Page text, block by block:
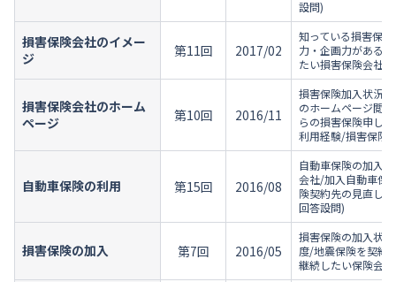
設問)
損害保険会社のイメー
ジ
第11回 2017/02
知っている損害保
力・企画力がある
たい損害保険会社/
損害保険会社のホーム
ページ
第10回 2016/11
損害保険加入状況/
のホームページ閲
らの損害保険申し
利用経験/損害保険
自動車保険の利用 第15回 2016/08
自動車保険の加入
会社/加入自動車保
険契約先の見直し
回答設問)
損害保険の加入 第7回 2016/05
損害保険の加入状
度/地震保険を契約
継続したい保険会